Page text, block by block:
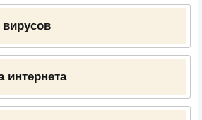
интернета